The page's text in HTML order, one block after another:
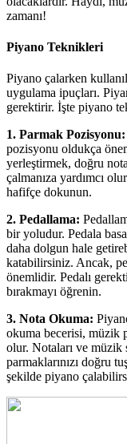
zamanı!
Piyano Teknikleri
Piyano çalarken
uygulama ipuçları.
gerektirir. İşte piyano
1. Parmak Pozisyonu:
pozisyonu oldukça
yerleştirmek, doğru
çalmanıza yardımcı
hafifçe dokunun.
2. Pedallama:
bir yoludur. Pedala
daha dolgun hale
katabilirsiniz. Ancak,
önemlidir. Pedalı
bırakmayı öğrenin.
3. Nota Okuma:
okuma becerisi, müzik
olur. Notaları ve
parmaklarınızı doğru
şekilde piyano